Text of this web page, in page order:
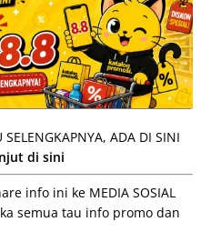
ADA DI SINI
di sini
info ini ke MEDIA SOSIAL
semua tau info promo dan